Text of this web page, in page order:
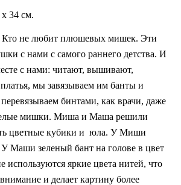
х 34 см.
Кто не любит плюшевых мишек. Эти
с нами с самого раннего детства. И
с нами: читают, вышивают,
мы завязываем им банты и
бинтами, как врачи, даже
мишки. Миша и Маша решили
цветные кубики и юла. У Миши
Маши зеленый бант на голове в цвет
используются яркие цвета нитей, что
и делает картину более